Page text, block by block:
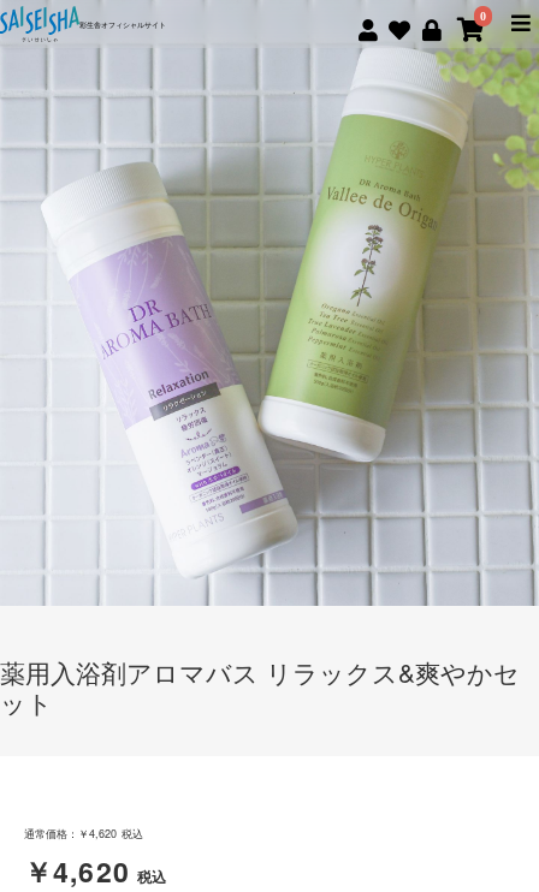
彩生舎オフィシャルサイト
0
薬用入浴剤アロマバス リラックス&爽やかセ
ット
通常価格：￥4,620 税込
￥4,620 税込